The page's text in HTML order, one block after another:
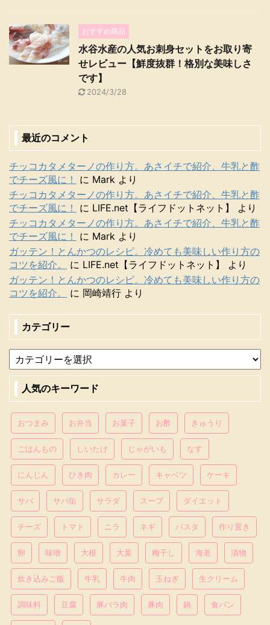
おすすめ商品
水谷水産の人気お刺身セットをお取り寄
せレビュー【鮮度抜群！格別な美味しさ
です】
2024/3/28
最近のコメント
チッコカタメターノの作り方。あさイチで紹介、牛乳と酢
でチーズ風に！
に Mark より
チッコカタメターノの作り方。あさイチで紹介、牛乳と酢
でチーズ風に！
に LIFE.net【ライフドットネット】
より
チッコカタメターノの作り方。あさイチで紹介、牛乳と酢
でチーズ風に！
に Mark より
ガッテン！とんかつのレシピ。冷めても美味しい作り方の
コツを紹介。
に LIFE.net【ライフドットネット】
より
ガッテン！とんかつのレシピ。冷めても美味しい作り方の
コツを紹介。
に 岡崎靖行 より
カテゴリー
人気のキーワード
おつまみ お弁当 お菓子 お酢 きゅうり
ごはんもの しいたけ じゃがいも なす
にんじん ひき肉 カレー キャベツ ケーキ
サバ サバ缶 サラダ スープ ダイエット
チーズ トマト ニラ ネギ パスタ 作り置き
卵 味噌 大根 大葉 梅干し 海老 漬物
炊き込みご飯 牛乳 牛肉 玉ねぎ 生クリーム
調味料 豆腐 豚バラ肉 豚肉 鍋 食パン